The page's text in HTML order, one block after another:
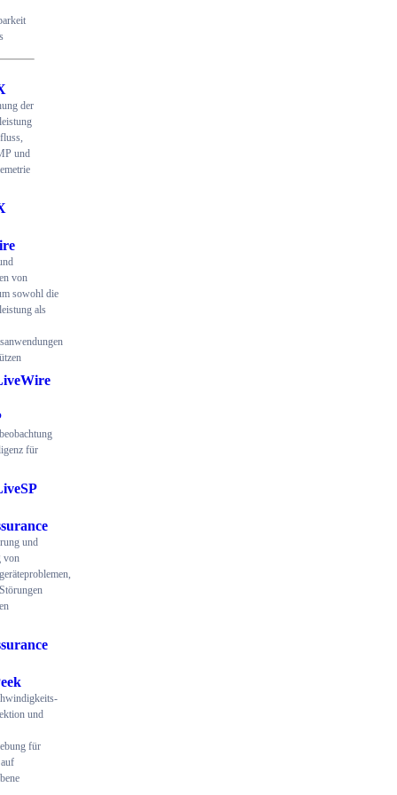
der
und
von
sowohl die
als
für
und
von
und
für